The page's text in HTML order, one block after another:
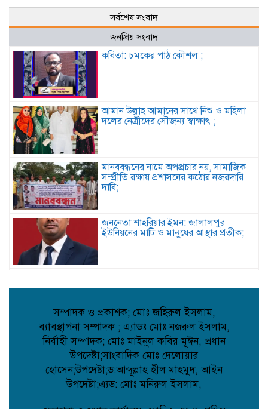
সর্বশেষ সংবাদ
জনপ্রিয় সংবাদ
কবিতা: চমকের পাঠ কৌশল ;
আমান উল্লাহ আমানের সাথে নিশু ও মহিলা
দলের নেত্রীদের সৌজন্য স্বাক্ষাৎ ;
মানববন্ধনের নামে অপপ্রচার নয়, সামাজিক
সম্প্রীতি রক্ষায় প্রশাসনের কঠোর নজরদারি
দাবি;
জননেতা শাহরিয়ার ইমন: জালালপুর
ইউনিয়নের মাটি ও মানুষের আস্থার প্রতীক;
বাগেরহাটে মারধর ও হত্যাচেষ্টার অভিযোগে
আদালতে মামলা, ৫ জন আসামি;
টানা বৃষ্টিতে আত্রাইয়ে বেড়েছে সবজির দাম,
ভোগান্তিতে সাধারণ মানুষ;
সম্পাদক ও প্রকাশক; মোঃ জহিরুল ইসলাম,
ব্যাবস্থাপনা সম্পাদক ; এ্যাডঃ মোঃ নজরুল ইসলাম,
নির্বাহী সম্পাদক; মোঃ মাইনুল কবির মূঈন, প্রধান
উপদেষ্টা;সাংবাদিক মোঃ দেলোয়ার
হোসেন;উপদেষ্টা;ড:আব্দূল্লাহ হীল মাহমুদ, আইন
উপদেষ্টা;এ্যড: মোঃ মনিরুল ইসলাম,